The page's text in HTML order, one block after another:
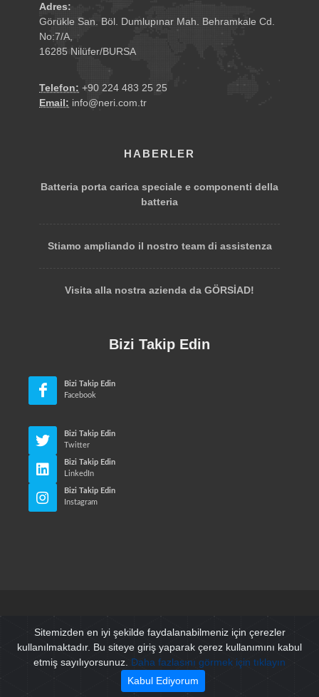
Sitemizden en iyi şekilde faydalanabilmeniz için çerezler
kullanılmaktadır. Bu siteye giriş yaparak çerez kullanımını kabul
etmiş sayılıyorsunuz. Daha fazlasını görmek için tıklayın
Kabul Ediyorum
Adres:
Görükle San. Böl. Dumlupınar Mah. Behramkale Cd.
No:7/A,
16285 Nilüfer/BURSA
Telefon: +90 224 483 25 25
Email: info@neri.com.tr
HABERLER
Batteria porta carica speciale e componenti della
batteria
Stiamo ampliando il nostro team di assistenza
Visita alla nostra azienda da GÖRSİAD!
Bizi Takip Edin
Bizi Takip Edin
Facebook
Bizi Takip Edin
Twitter
Bizi Takip Edin
LinkedIn
Bizi Takip Edin
Instagram
© Neri Makina Mühendislik Sanayi ve Ticaret Ltd. Sti. Tüm
Hakları Saklıdır
Kullanım Şartları /Gizlilik Politikası